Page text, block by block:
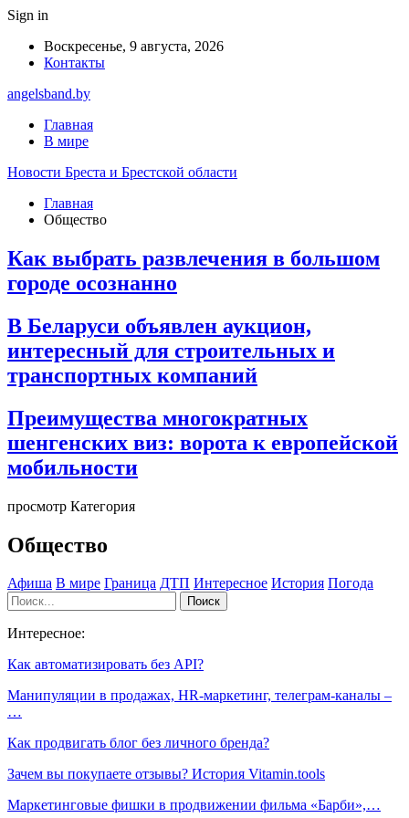
Sign in
Воскресенье, 9 августа, 2026
Контакты
angelsband.by
Главная
В мире
Новости Бреста и Брестской области
Главная
Общество
Как выбрать развлечения в большом
городе осознанно
В Беларуси объявлен аукцион,
интересный для строительных и
транспортных компаний
Преимущества многократных
шенгенских виз: ворота к европейской
мобильности
просмотр Категория
Общество
Афиша В мире Граница ДТП Интересное История Погода
Интересное:
Как автоматизировать без API?
Манипуляции в продажах, HR-маркетинг, телеграм-каналы –
…
Как продвигать блог без личного бренда?
Зачем вы покупаете отзывы? История Vitamin.tools
Маркетинговые фишки в продвижении фильма «Барби»,…